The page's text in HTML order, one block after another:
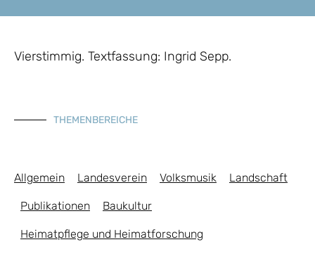
Vierstimmig. Textfassung: Ingrid Sepp.
THEMENBEREICHE
Allgemein Landesverein Volksmusik Landschaft
Publikationen Baukultur
Heimatpflege und Heimatforschung